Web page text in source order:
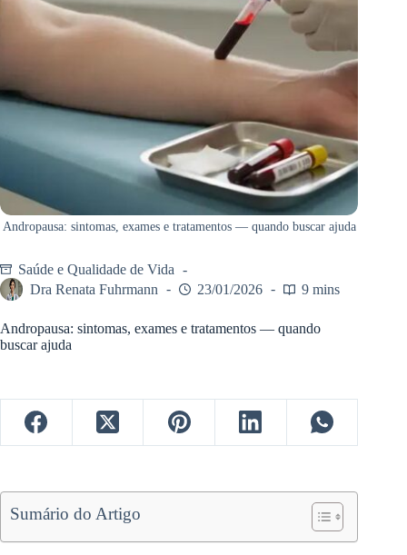
Andropausa: sintomas, exames e tratamentos — quando buscar ajuda
Saúde e Qualidade de Vida
Dra Renata Fuhrmann
23/01/2026 9 mins
Andropausa: sintomas, exames e tratamentos — quando
buscar ajuda
Sumário do Artigo